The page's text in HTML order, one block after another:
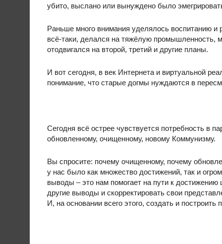
убито, выслано или вынуждено было
Раньше много внимания уделялось воспитанию и
всё-таки, делался на тяжёлую промышленность,
отодвигался на второй, третий и другие планы.
И вот сегодня, в век Интернета и виртуальной
понимание, что старые догмы нуждаются в
Сегодня всё острее чувствуется потребность в
обновленному, очищенному, новому Коммунизму.
Вы спросите: почему очищенному, почему
у нас было как множество достижений, так и
выводы – это нам помогает на пути к
другие выводы и скорректировать свои
И, на основании всего этого, создать и построить